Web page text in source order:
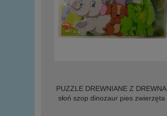
PUZZLE DREWNIANE Z DREWNA
słoń szop dinozaur pies zwierzęta